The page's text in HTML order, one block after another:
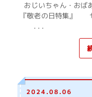
おじいちゃん・お
『敬老の日特集』
. . .
2024.08.06